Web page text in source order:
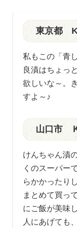
東京都
私もこの「青
良漬はちょっ
欲しいな～。
すよ～♪
山口市
けんちゃん漬
くのスーパー
らかかったり
まとめて買っ
にご飯が美味
人にあげても